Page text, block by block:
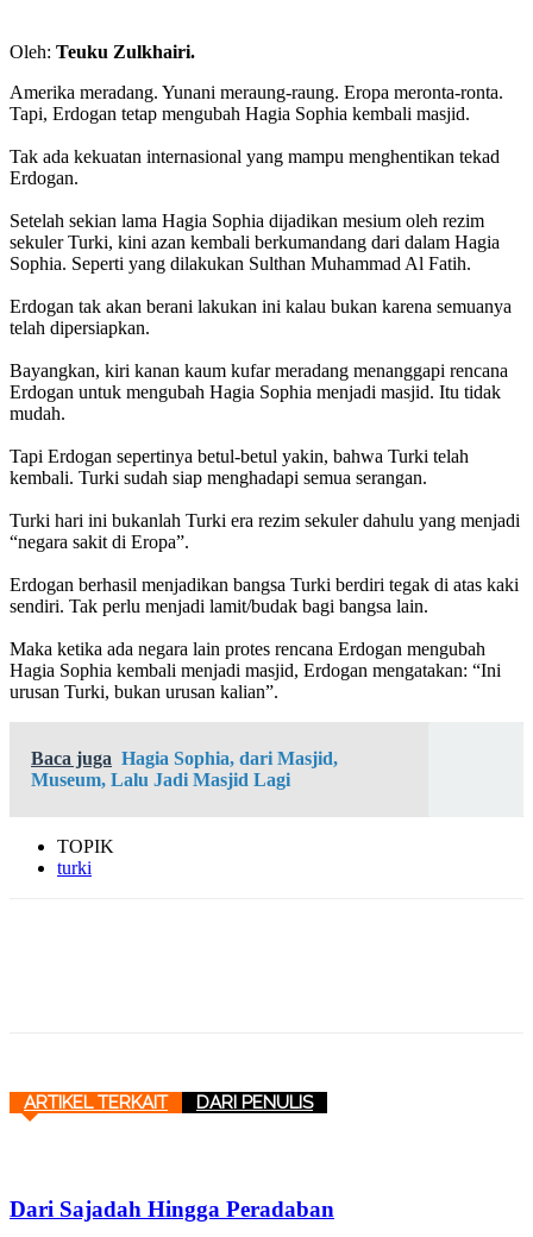
Oleh: Teuku Zulkhairi.
Amerika meradang. Yunani meraung-raung. Eropa meronta-ronta.
Tapi, Erdogan tetap mengubah Hagia Sophia kembali masjid.⁣
Tak ada kekuatan internasional yang mampu menghentikan tekad
Erdogan.⁣
Setelah sekian lama Hagia Sophia dijadikan mesium oleh rezim
sekuler Turki, kini azan kembali berkumandang dari dalam Hagia
Sophia. Seperti yang dilakukan Sulthan Muhammad Al Fatih.⁣
Erdogan tak akan berani lakukan ini kalau bukan karena semuanya
telah dipersiapkan.⁣
Bayangkan, kiri kanan kaum kufar meradang menanggapi rencana
Erdogan untuk mengubah Hagia Sophia menjadi masjid. Itu tidak
mudah.⁣
Tapi Erdogan sepertinya betul-betul yakin, bahwa Turki telah
kembali. Turki sudah siap menghadapi semua serangan.⁣
Turki hari ini bukanlah Turki era rezim sekuler dahulu yang menjadi
“negara sakit di Eropa”.⁣
Erdogan berhasil menjadikan bangsa Turki berdiri tegak di atas kaki
sendiri. Tak perlu menjadi lamit/budak bagi bangsa lain.⁣
Maka ketika ada negara lain protes rencana Erdogan mengubah
Hagia Sophia kembali menjadi masjid, Erdogan mengatakan: “Ini
urusan Turki, bukan urusan kalian”.⁣
Baca juga Hagia Sophia, dari Masjid,
Museum, Lalu Jadi Masjid Lagi
TOPIK
turki
ARTIKEL TERKAIT DARI PENULIS
Dari Sajadah Hingga Peradaban